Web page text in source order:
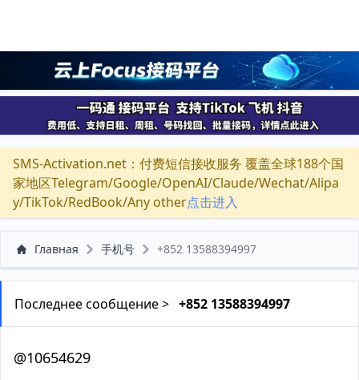
SMS-Activation.net：付费短信接收服务 覆盖全球188个国
家地区Telegram/Google/OpenAI/Claude/Wechat/Alipa
y/TikTok/RedBook/Any other点击进入
Главная 手机号 +852 13588394997
Последнее сообщение > +852 13588394997
@10654629